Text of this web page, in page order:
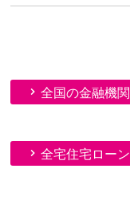
全国の金融機関
全宅住宅ローン